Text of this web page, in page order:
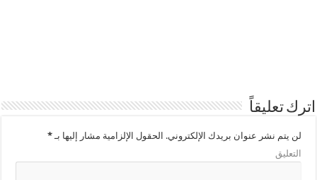
اترك تعليقاً
لن يتم نشر عنوان بريدك الإلكتروني. الحقول الإلزامية مشار إليها بـ*
التعليق